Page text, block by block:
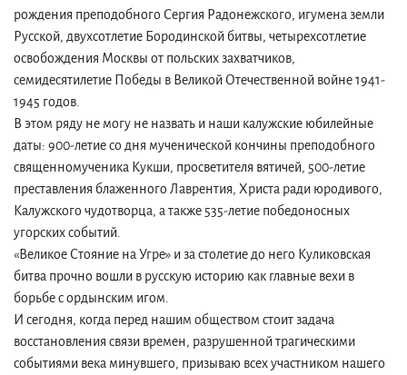
рождения преподобного Сергия Радонежского, игумена земли
Русской, двухсотлетие Бородинской битвы, четырехсотлетие
освобождения Москвы от польских захватчиков,
семидесятилетие Победы в Великой Отечественной войне 1941-
1945 годов.
В этом ряду не могу не назвать и наши калужские юбилейные
даты: 900-летие со дня мученической кончины преподобного
священномученика Кукши, просветителя вятичей, 500-летие
преставления блаженного Лаврентия, Христа ради юродивого,
Калужского чудотворца, а также 535-летие победоносных
угорских событий.
«Великое Стояние на Угре» и за столетие до него Куликовская
битва прочно вошли в русскую историю как главные вехи в
борьбе с ордынским игом.
И сегодня, когда перед нашим обществом стоит задача
восстановления связи времен, разрушенной трагическими
событиями века минувшего, призываю всех участником нашего